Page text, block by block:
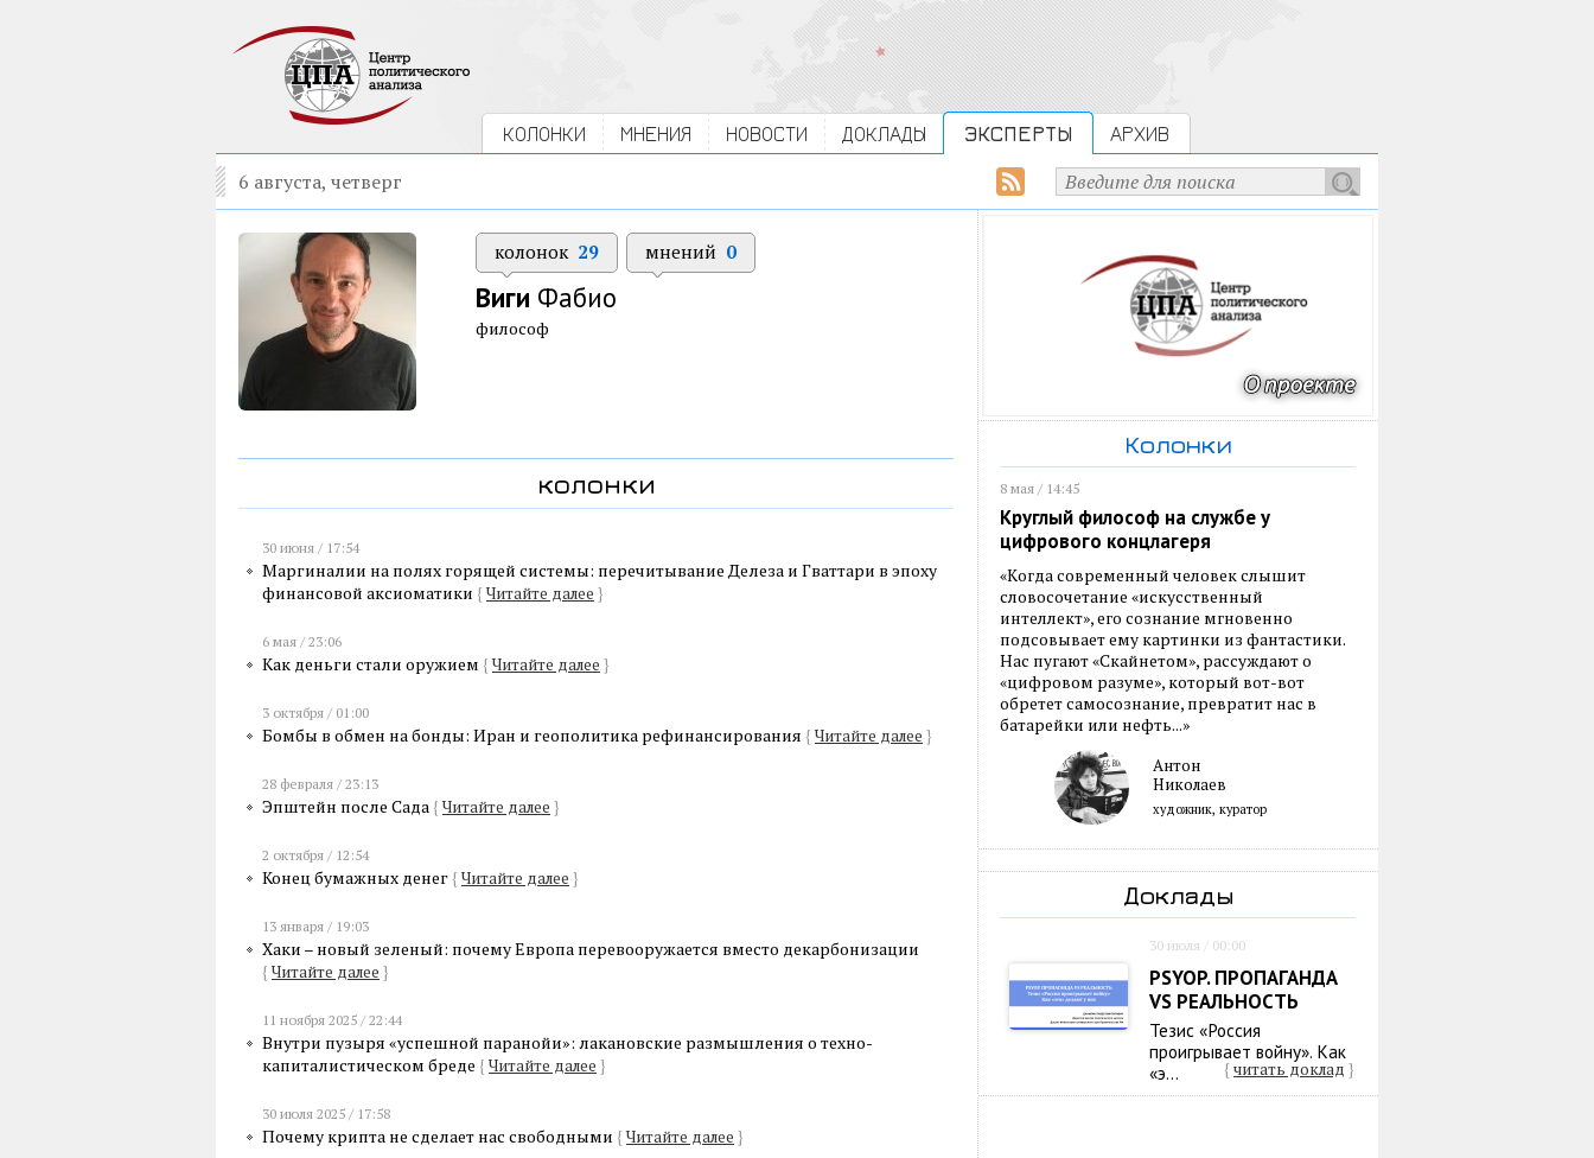
КОЛОНКИ МНЕНИЯ НОВОСТИ ДОКЛАДЫ ЭКСПЕРТЫ АРХИВ
6 августа, четверг
колонок 29 мнений 0
Виги Фабио
философ
колонки
30 июня / 17:54
Маргиналии на полях горящей системы: перечитывание Делеза и Гваттари в эпоху
финансовой аксиоматики { Читайте далее }
6 мая / 23:06
Как деньги стали оружием { Читайте далее }
3 октября / 01:00
Бомбы в обмен на бонды: Иран и геополитика рефинансирования { Читайте далее }
28 февраля / 23:13
Эпштейн после Сада { Читайте далее }
2 октября / 12:54
Конец бумажных денег { Читайте далее }
13 января / 19:03
Хаки – новый зеленый: почему Европа перевооружается вместо декарбонизации
{ Читайте далее }
11 ноября 2025 / 22:44
Внутри пузыря «успешной паранойи»: лакановские размышления о техно-
капиталистическом бреде { Читайте далее }
30 июля 2025 / 17:58
Почему крипта не сделает нас свободными { Читайте далее }
Колонки
8 мая / 14:45
Круглый философ на службе у
цифрового концлагеря
«Когда современный человек слышит
словосочетание «искусственный
интеллект», его сознание мгновенно
подсовывает ему картинки из фантастики.
Нас пугают «Скайнетом», рассуждают о
«цифровом разуме», который вот-вот
обретет самосознание, превратит нас в
батарейки или нефть...»
Антон
Николаев
художник, куратор
Доклады
30 июля / 00:00
PSYOP. ПРОПАГАНДА
VS РЕАЛЬНОСТЬ
Тезис «Россия
проигрывает войну». Как
«э...
{ читать доклад }